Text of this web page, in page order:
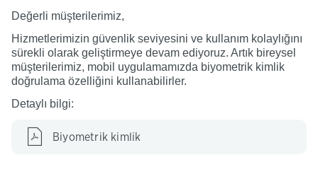
Değerli müşterilerimiz,
Hizmetlerimizin güvenlik seviyesini ve kullanım kolaylığını
sürekli olarak geliştirmeye devam ediyoruz. Artık bireysel
müşterilerimiz, mobil uygulamamızda biyometrik kimlik
doğrulama özelliğini kullanabilirler.
Detaylı bilgi:
Biyometrik kimlik